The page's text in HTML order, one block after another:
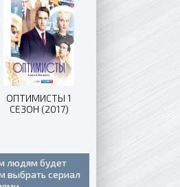
ОПТИМИСТЫ 1
СЕЗОН (2017)
людям будет
выбрать сериал